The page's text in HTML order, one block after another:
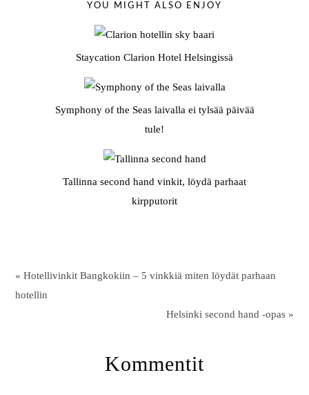
YOU MIGHT ALSO ENJOY
Staycation Clarion Hotel Helsingissä
Symphony of the Seas laivalla ei tylsää päivää
tule!
Tallinna second hand vinkit, löydä parhaat
kirpputorit
« Hotellivinkit Bangkokiin – 5 vinkkiä miten löydät parhaan
hotellin
Helsinki second hand -opas »
Kommentit